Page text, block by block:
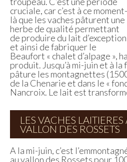
cruciale, car c’est à ce moment-
là que les vaches pâturent une
herbe de qualité permettant
de produire du lait d’exception
et ainsi de fabriquer le
Beaufort « chalet d’alpage »,
produit. Jusqu’à mi-juin et à
pâture les montagnettes
de la Chenarie et dans le «
Nancroix. Le lait est
LES VACHES LAITIERES
VALLON DES ROSSETS
A la mi-juin, c’est
au vallon des Rossets pour